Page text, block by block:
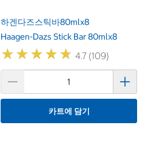
하겐다즈스틱바80mlx8
Haagen-Dazs Stick Bar 80mlx8
★★★★★
★★★★★ 4.7 (109)
카트에 담기